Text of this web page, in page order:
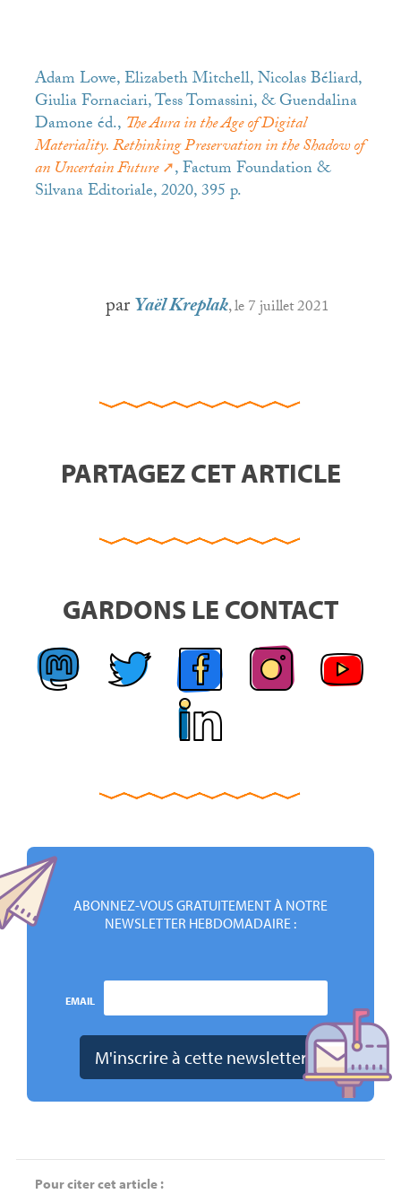
Adam Lowe, Elizabeth Mitchell, Nicolas Béliard,
Giulia Fornaciari, Tess Tomassini, & Guendalina
Damone éd., The Aura in the Age of Digital
Materiality. Rethinking Preservation in the Shadow of
an Uncertain Future
, Factum Foundation &
Silvana Editoriale, 2020, 395 p.
parYaël Kreplak, le 7 juillet 2021
PARTAGEZ CET ARTICLE
GARDONS LE CONTACT
ABONNEZ-VOUS GRATUITEMENT À NOTRE
NEWSLETTER HEBDOMADAIRE :
EMAIL
Pour citer cet article :